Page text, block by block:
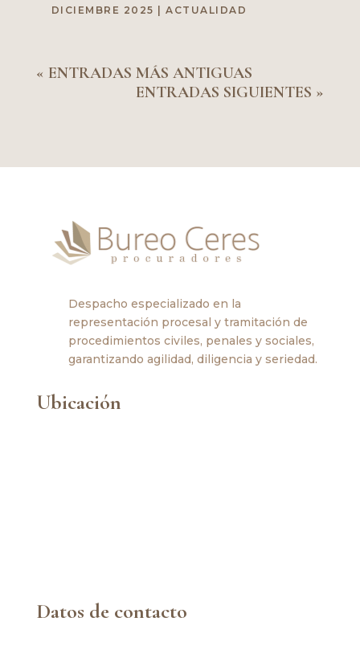
DICIEMBRE 2025 |ACTUALIDAD
« ENTRADAS MÁS ANTIGUAS
ENTRADAS SIGUIENTES »
Despacho especializado en la
representación procesal y tramitación de
procedimientos civiles, penales y sociales,
garantizando agilidad, diligencia y seriedad.
Ubicación
Datos de contacto